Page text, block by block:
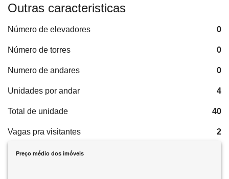
Outras caracteristicas
Número de elevadores 0
Número de torres 0
Numero de andares 0
Unidades por andar 4
Total de unidade 40
Vagas pra visitantes 2
Preço médio dos imóveis